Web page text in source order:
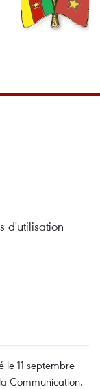
d'utilisation
le 11 septembre
Communication.